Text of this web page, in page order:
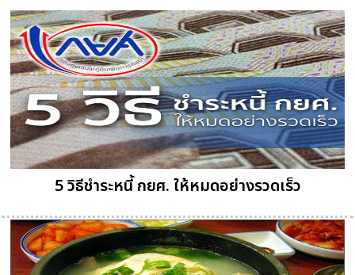
5 วิธีชำระหนี้ กยศ. ให้หมดอย่างรวดเร็ว